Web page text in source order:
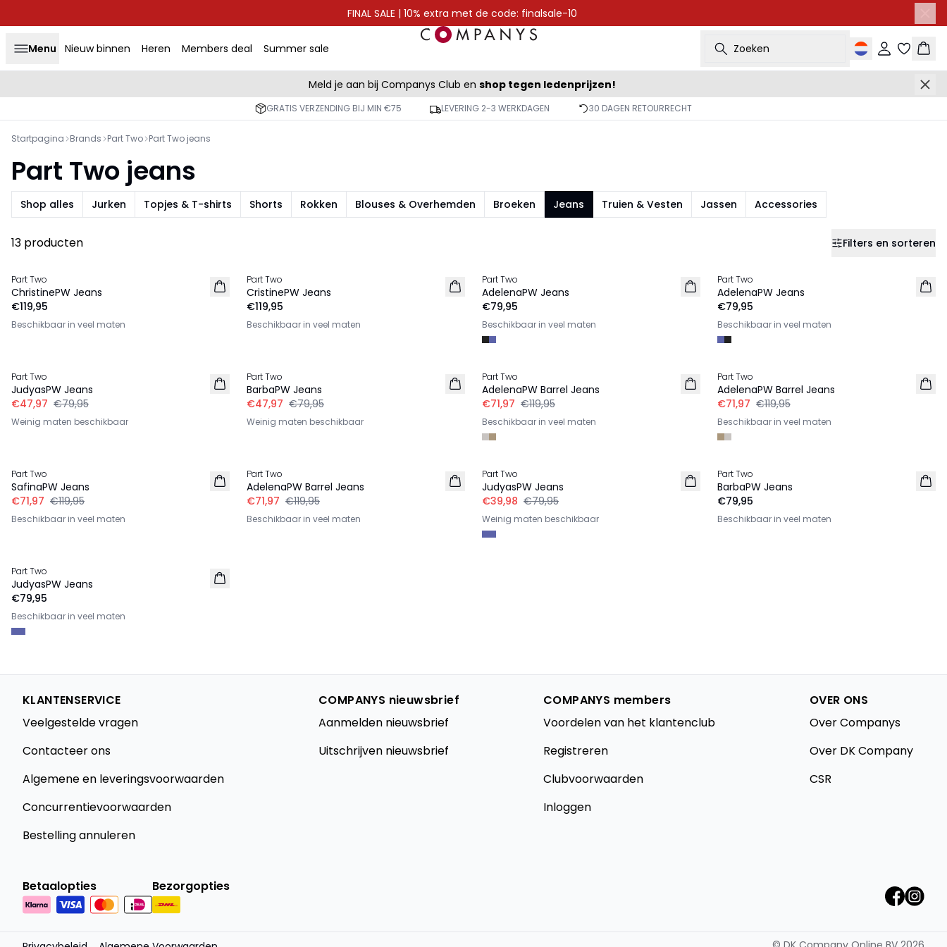
FINAL SALE | 10% extra met de code: finalsale-10
Menu Nieuw binnen Heren Members deal Summer sale Zoeken Inloggen
Meld je aan bij Companys Club en shop tegen ledenprijzen!
GRATIS VERZENDING BIJ MIN €75 LEVERING 2-3 WERKDAGEN 30 DAGEN RETOURRECHT
Startpagina Brands Part Two Part Two jeans
Part Two jeans
Shop alles Jurken Topjes & T-shirts Shorts Rokken Blouses & Overhemden Broeken Jeans Truien & Vesten Jassen Accessories
13 producten Filters en sorteren
NIEUW
Part Two
ChristinePW Jeans
€119,95
Beschikbaar in veel maten
NIEUW
Part Two
CristinePW Jeans
€119,95
Beschikbaar in veel maten
NIEUW
Part Two
AdelenaPW Jeans
€79,95
Beschikbaar in veel maten
NIEUW
Part Two
AdelenaPW Jeans
€79,95
Beschikbaar in veel maten
Part Two
JudyasPW Jeans
€47,97 €79,95
Weinig maten beschikbaar
Part Two
BarbaPW Jeans
€47,97 €79,95
Weinig maten beschikbaar
Part Two
AdelenaPW Barrel Jeans
€71,97 €119,95
Beschikbaar in veel maten
Part Two
AdelenaPW Barrel Jeans
€71,97 €119,95
Beschikbaar in veel maten
Part Two
SafinaPW Jeans
€71,97 €119,95
Beschikbaar in veel maten
Part Two
AdelenaPW Barrel Jeans
€71,97 €119,95
Beschikbaar in veel maten
Part Two
JudyasPW Jeans
€39,98 €79,95
Weinig maten beschikbaar
Part Two
BarbaPW Jeans
€79,95
Beschikbaar in veel maten
Part Two
JudyasPW Jeans
€79,95
Beschikbaar in veel maten
KLANTENSERVICE
Veelgestelde vragen
Contacteer ons
Algemene en leveringsvoorwaarden
Concurrentievoorwaarden
Bestelling annuleren
COMPANYS nieuwsbrief
Aanmelden nieuwsbrief
Uitschrijven nieuwsbrief
COMPANYS members
Voordelen van het klantenclub
Registreren
Clubvoorwaarden
Inloggen
OVER ONS
Over Companys
Over DK Company
CSR
Betaalopties Bezorgopties